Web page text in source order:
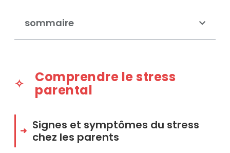
sommaire
Comprendre le stress
parental
Signes et symptômes du stress
chez les parents